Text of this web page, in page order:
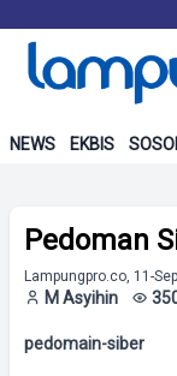
NEWS EKBIS
Pedoman
Lampungpro.co, 11-
M Asyihin
pedomain-siber